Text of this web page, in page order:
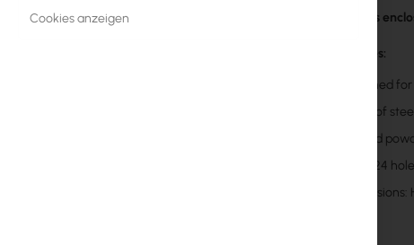
Outdoor-WiFi-Geräte Fiber optics
Key features:
Designed
Made of
Painted
It has 24
Cookies anzeigen